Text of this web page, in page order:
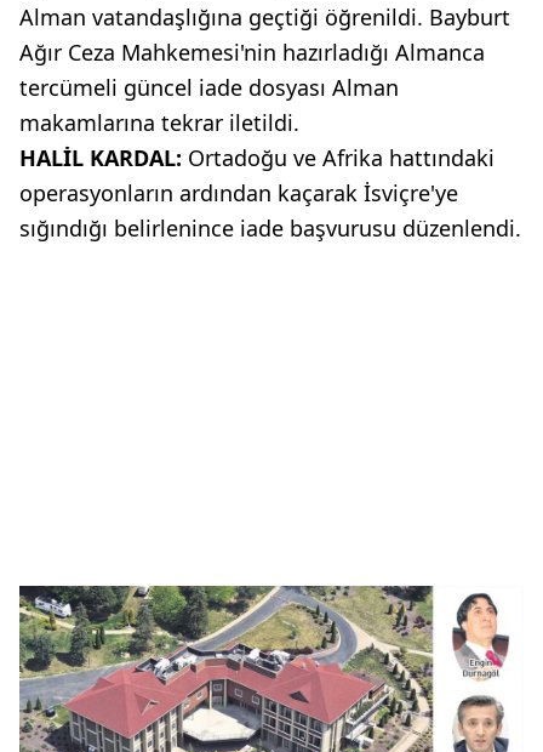
Alman vatandaşlığına geçtiği öğrenildi. Bayburt
Ağır Ceza Mahkemesi'nin hazırladığı Almanca
tercümeli güncel iade dosyası Alman
makamlarına tekrar iletildi.
HALİL KARDAL: Ortadoğu ve Afrika hattındaki
operasyonların ardından kaçarak İsviçre'ye
sığındığı belirlenince iade başvurusu düzenlendi.